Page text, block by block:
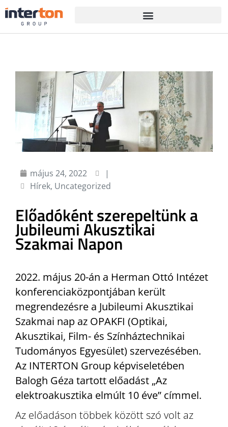
május 24, 2022
|
Hírek, Uncategorized
Előadóként szerepeltünk a
Jubileumi Akusztikai
Szakmai Napon
2022. május 20-án a Herman Ottó Intézet
konferenciaközpontjában került
megrendezésre a Jubileumi Akusztikai
Szakmai nap az OPAKFI (Optikai,
Akusztikai, Film- és Színháztechnikai
Tudományos Egyesület) szervezésében.
Az INTERTON Group képviseletében
Balogh Géza tartott előadást „Az
elektroakusztika elmúlt 10 éve” címmel.
Az előadáson többek között szó volt az